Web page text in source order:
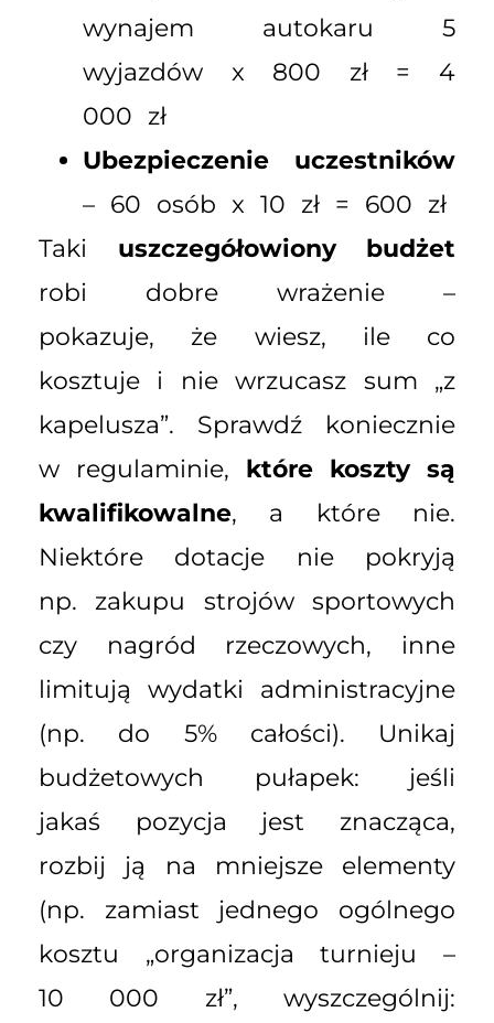
wynajem autokaru 5
wyjazdów x 800 zł = 4
000 zł
Ubezpieczenie uczestników
– 60 osób x 10 zł = 600 zł
Taki uszczegółowiony budżet
robi dobre wrażenie –
pokazuje, że wiesz, ile co
kosztuje i nie wrzucasz sum „z
kapelusza”. Sprawdź koniecznie
w regulaminie, które koszty są
kwalifikowalne, a które nie.
Niektóre dotacje nie pokryją
np. zakupu strojów sportowych
czy nagród rzeczowych, inne
limitują wydatki administracyjne
(np. do 5% całości). Unikaj
budżetowych pułapek: jeśli
jakaś pozycja jest znacząca,
rozbij ją na mniejsze elementy
(np. zamiast jednego ogólnego
kosztu „organizacja turnieju –
10 000 zł”, wyszczególnij: